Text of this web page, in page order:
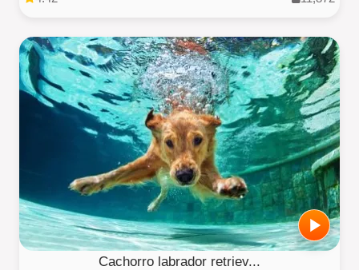
Cachorro labrador retriev...